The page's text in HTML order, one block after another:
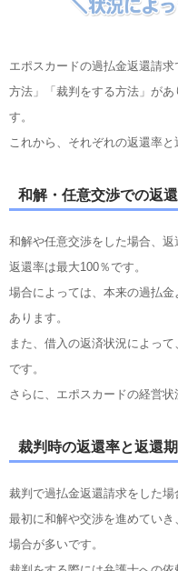
エポスカードの過払金返還請
方法」「裁判をする方法」が
す。
これから、それぞれの返還率と
和解・任意交渉での返
和解や任意交渉をした場合、返
返還率は最大100％です。
場合によっては、本来の過払
あります。
また、借入の返済状況によっ
です。
さらに、エポスカードの経営状
裁判時の返還率と返還
裁判で過払金返還請求をした場
最初に和解や交渉を進めてい
場合が多いです。